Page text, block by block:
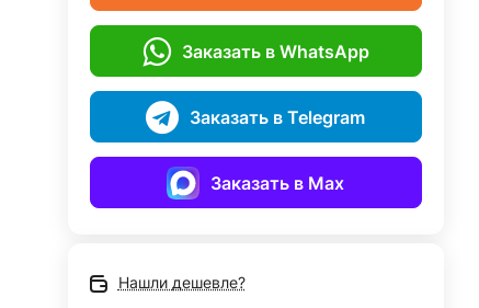
Заказать в WhatsApp
Заказать в Telegram
Заказать в Max
Нашли дешевле?